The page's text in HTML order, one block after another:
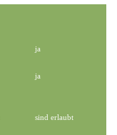
ja
ja
sind erlaubt